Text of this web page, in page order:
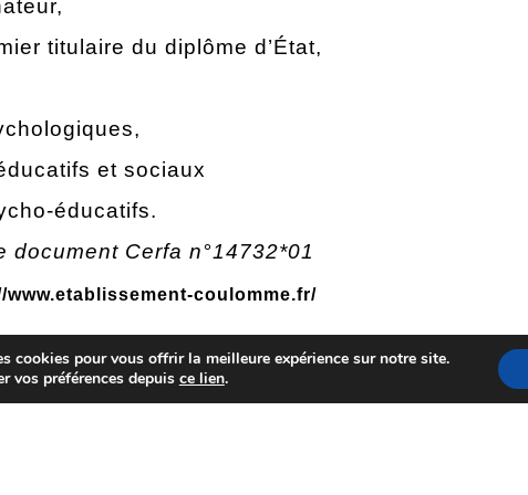
titulaire du diplôme d’État,
et sociaux
éducatifs.
document Cerfa n°14732*01
www.etablissement-coulomme.fr/
EN FAVEUR DES PERSONNES PRÉSENTANT UNE
cookies pour vous offrir la meilleure expérience sur notre site.
vos préférences depuis ce lien.